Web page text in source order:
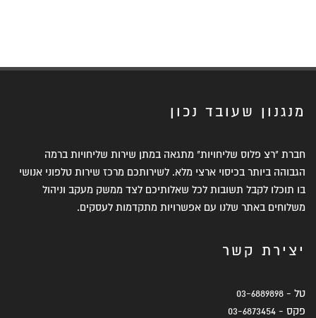
מנגנון שעובד נכון
חברת "רצ פלוס שליחויות" מתגאה במתן שירות שליחויות ברמה
הגבוהה ביותר בכיסוי ארצי מלא. לשירותכם מרכז שירות טלפוני אנושי
בו תוכלו לקבל תשובות לכל שאלותיכם לצד ממשק מעקב וניהול
משלוחים באתר שלנו עם אפשרויות מתקדמות לעסקים.
יצירת קשר
טל - 03-6889898
פקס - 03-6873454